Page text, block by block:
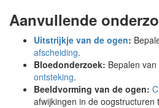
Aanvullende
Uitstrijkje van de ogen:
afscheiding.
Bloedonderzoek: Bepalen
ontsteking.
Beeldvorming van de ogen:
afwijkingen in de oogstructuren